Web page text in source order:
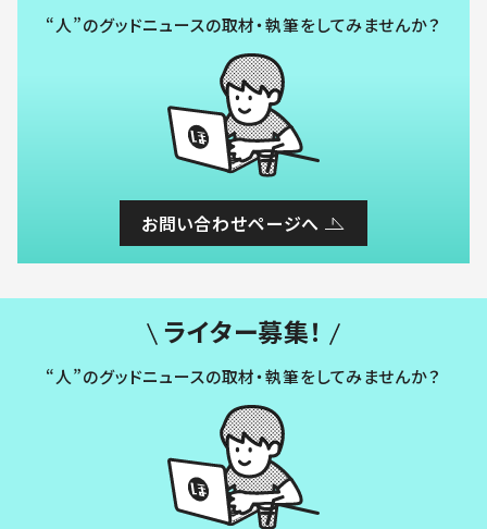
“人”のグッドニュースの取材・執筆をしてみませんか？
お問い合わせページへ
ライター募集！
“人”のグッドニュースの取材・執筆をしてみませんか？